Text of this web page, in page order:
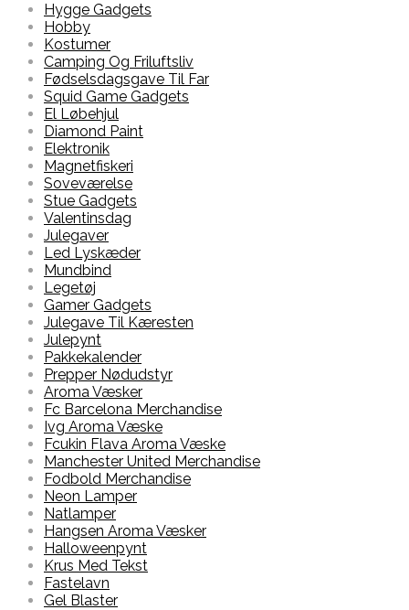
Hygge Gadgets
Hobby
Kostumer
Camping Og Friluftsliv
Fødselsdagsgave Til Far
Squid Game Gadgets
El Løbehjul
Diamond Paint
Elektronik
Magnetfiskeri
Soveværelse
Stue Gadgets
Valentinsdag
Julegaver
Led Lyskæder
Mundbind
Legetøj
Gamer Gadgets
Julegave Til Kæresten
Julepynt
Pakkekalender
Prepper Nødudstyr
Aroma Væsker
Fc Barcelona Merchandise
Ivg Aroma Væske
Fcukin Flava Aroma Væske
Manchester United Merchandise
Fodbold Merchandise
Neon Lamper
Natlamper
Hangsen Aroma Væsker
Halloweenpynt
Krus Med Tekst
Fastelavn
Gel Blaster